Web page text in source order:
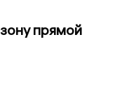
прямой